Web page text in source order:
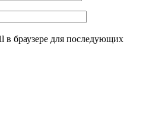
в браузере для последующих